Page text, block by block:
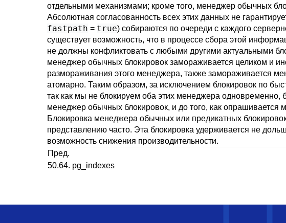
отдельными механизмами; кроме того, менеджер обычных
Абсолютная согласованность всех этих данных не
fastpath = true) собираются по очереди с каждого
существует возможность, что в процессе сбора этой
не должны конфликтовать с любыми другими актуальными
менеджер обычных блокировок замораживается целиком и
размораживания этого менеджера, также замораживается
атомарно. Таким образом, за исключением блокировок по
так как мы не блокируем оба этих менеджера одновременно,
менеджер обычных блокировок, и до того, как опрашивается
Блокировка менеджера обычных или предикатных
представлению часто. Эта блокировка удерживается не
возможность снижения производительности.
Пред.
50.64. pg_indexes